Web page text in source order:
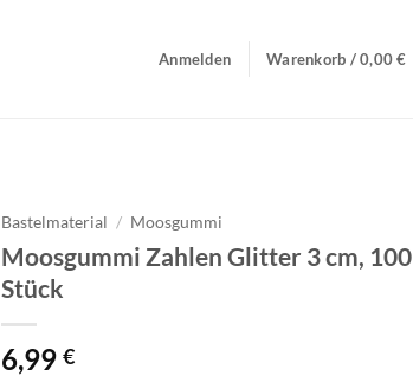
Anmelden Warenkorb /0,00€
Bastelmaterial / Moosgummi
Moosgummi Zahlen Glitter 3 cm, 100
Stück
6,99€